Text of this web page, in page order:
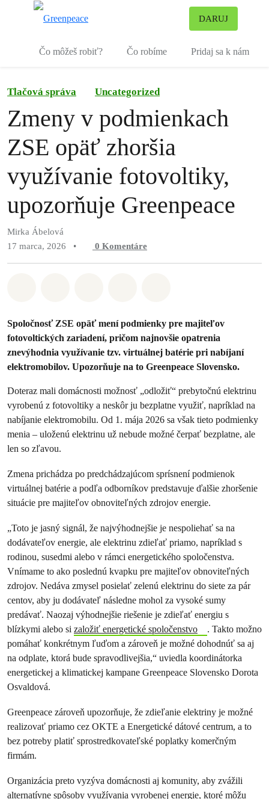
DARUJ
Čo môžeš robiť? Čo robíme Pridaj sa k nám
Tlačová správa Uncategorized
Zmeny v podmienkach
ZSE opäť zhoršia
využívanie fotovoltiky,
upozorňuje Greenpeace
Mirka Ábelová
17 marca, 2026
• 0 Komentáre
Spoločnosť ZSE opäť mení podmienky pre majiteľov
fotovoltických zariadení, pričom najnovšie opatrenia
znevýhodnia využívanie tzv. virtuálnej batérie pri nabíjaní
elektromobilov. Upozorňuje na to Greenpeace Slovensko.
Doteraz mali domácnosti možnosť „odložiť“ prebytočnú elektrinu
vyrobenú z fotovoltiky a neskôr ju bezplatne využiť, napríklad na
nabíjanie elektromobilu. Od 1. mája 2026 sa však tieto podmienky
menia – uloženú elektrinu už nebude možné čerpať bezplatne, ale
len so zľavou.
Zmena prichádza po predchádzajúcom sprísnení podmienok
virtuálnej batérie a podľa odborníkov predstavuje ďalšie zhoršenie
situácie pre majiteľov obnoviteľných zdrojov energie.
„Toto je jasný signál, že najvýhodnejšie je nespoliehať sa na
dodávateľov energie, ale elektrinu zdieľať priamo, napríklad s
rodinou, susedmi alebo v rámci energetického spoločenstva.
Vnímame to ako poslednú kvapku pre majiteľov obnoviteľných
zdrojov. Nedáva zmysel posielať zelenú elektrinu do siete za pár
centov, aby ju dodávateľ následne mohol za vysoké sumy
predávať. Naozaj výhodnejšie riešenie je zdieľať energiu s
blízkymi alebo si založiť energetické spoločenstvo
. Takto možno
pomáhať konkrétnym ľuďom a zároveň je možné dohodnúť sa aj
na odplate, ktorá bude spravodlivejšia,“ uviedla koordinátorka
energetickej a klimatickej kampane Greenpeace Slovensko Dorota
Osvaldová.
Greenpeace zároveň upozorňuje, že zdieľanie elektriny je možné
realizovať priamo cez OKTE a Energetické dátové centrum, a to
bez potreby platiť sprostredkovateľské poplatky komerčným
firmám.
Organizácia preto vyzýva domácnosti aj komunity, aby zvážili
alternatívne spôsoby využívania vyrobenej energie, ktoré môžu